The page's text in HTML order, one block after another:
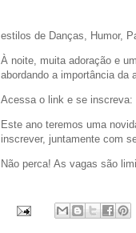
estilos de Danças, Humor,
À noite, muita adoração e
abordando a importância da
Acessa o link e se inscreva:
Este ano teremos uma
inscrever, juntamente com
Não perca! As vagas são